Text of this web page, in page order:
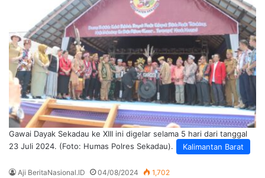
Kalimantan Barat
Gawai Dayak Sekadau ke XIII ini digelar selama 5 hari dari tanggal
23 Juli 2024. (Foto: Humas Polres Sekadau).
Aji BeritaNasional.ID 04/08/2024 1,702